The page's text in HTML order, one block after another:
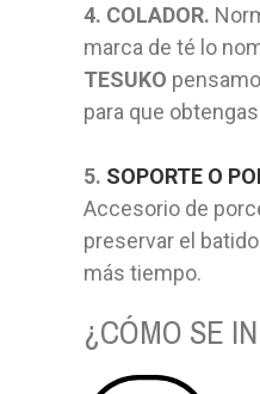
4. COLADOR.
marca de té lo
TESUKO
para que
5. SOPORTE O
Accesorio de
preservar el
más tiempo.
¿CÓMO SE